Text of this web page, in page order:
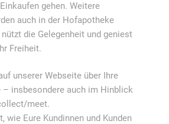
gehen. Weitere
auch in der Hofapotheke
die Gelegenheit und geniest
Freiheit.
unserer Webseite über Ihre
– insbesondere auch im Hinblick
meet.
wie Eure Kundinnen und Kunden